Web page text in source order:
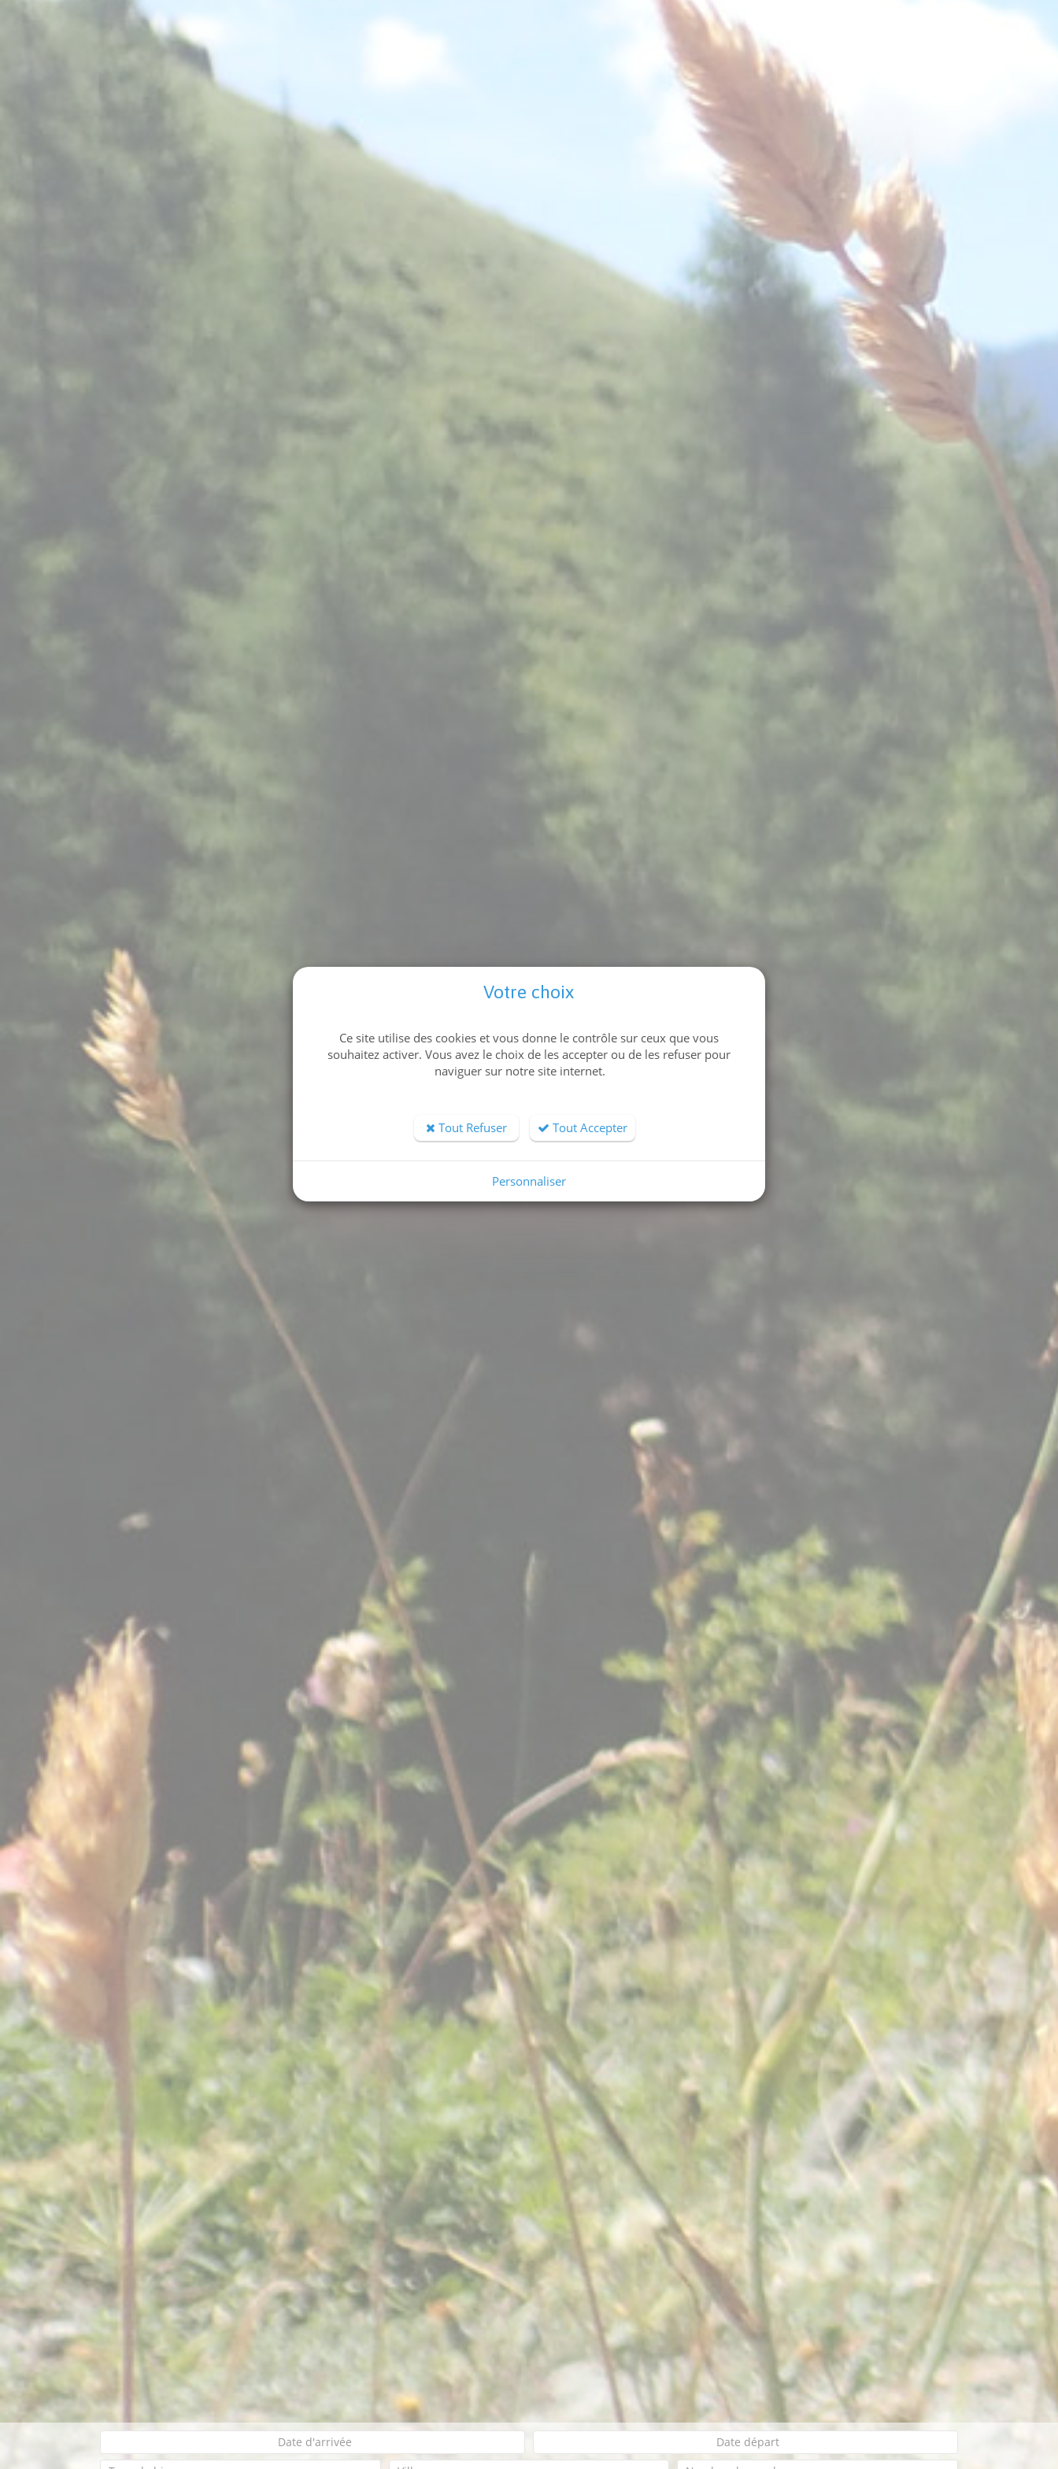
Votre choix
Ce site utilise des cookies et vous donne le contrôle sur ceux que vous
souhaitez activer. Vous avez le choix de les accepter ou de les refuser pour
naviguer sur notre site internet.
Tout Refuser Tout Accepter
Personnaliser